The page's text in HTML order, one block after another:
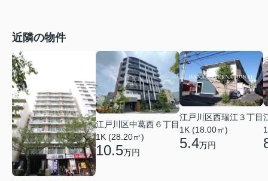
近隣の物件
江戸川区中葛西６丁目
1K (28.20㎡)
10.5万円
江戸川区西瑞江３丁目
1K (18.00㎡)
5.4万円